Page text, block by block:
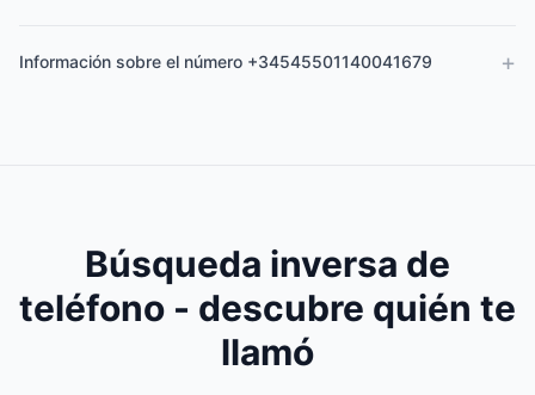
Información sobre el número +34545501140041679 +
Búsqueda inversa de
teléfono - descubre quién te
llamó